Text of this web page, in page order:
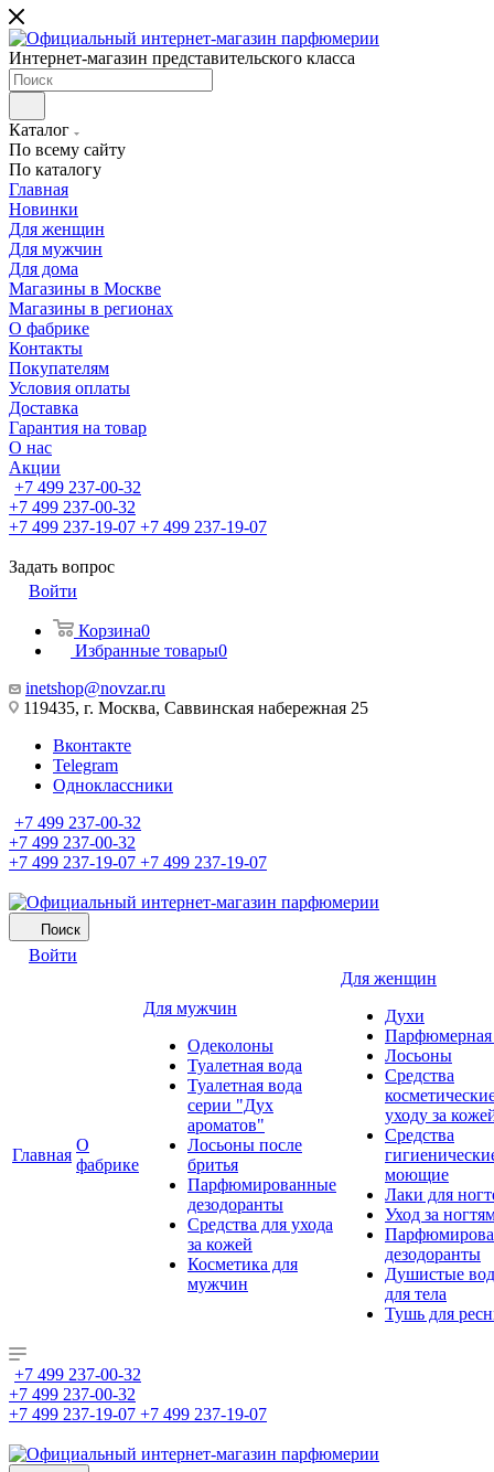
Интернет-магазин представительского класса
Каталог
По всему сайту
По каталогу
Главная
Новинки
Для женщин
Для мужчин
Для дома
Магазины в Москве
Магазины в регионах
О фабрике
Контакты
Покупателям
Условия оплаты
Доставка
Гарантия на товар
О нас
Акции
+7 499 237-00-32
+7 499 237-00-32
+7 499 237-19-07 +7 499 237-19-07
Задать вопрос
Войти
Корзина0
Избранные товары0
inetshop@novzar.ru
119435, г. Москва, Саввинская набережная 25
Вконтакте
Telegram
Одноклассники
+7 499 237-00-32
+7 499 237-00-32
+7 499 237-19-07 +7 499 237-19-07
Поиск
Войти
Главная
О
фабрике
Для мужчин
Одеколоны
Туалетная вода
Туалетная вода
серии "Дух
ароматов"
Лосьоны после
бритья
Парфюмированные
дезодоранты
Средства для ухода
за кожей
Косметика для
мужчин
Для женщин
Духи
Парфюмерная
Лосьоны
Средства
уходу за
Средства
моющие
Лаки для
Уход за
дезодоранты
Душистые
для тела
Тушь для
+7 499 237-00-32
+7 499 237-00-32
+7 499 237-19-07 +7 499 237-19-07